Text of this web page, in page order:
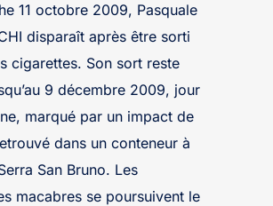
11 octobre 2009, Pasquale
disparaît après être sorti
cigarettes. Son sort reste
9 décembre 2009, jour
marqué par un impact de
dans un conteneur à
San Bruno. Les
macabres se poursuivent le